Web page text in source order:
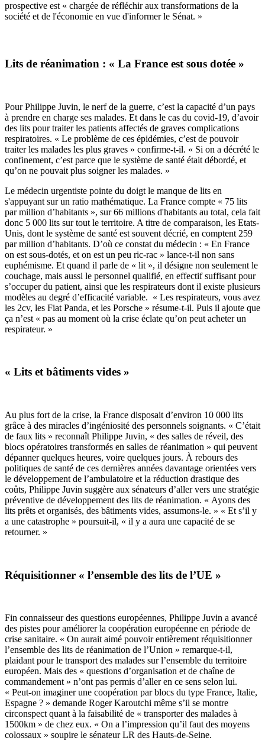
prospective est « chargée de réfléchir aux transformations de la
société et de l'économie en vue d'informer le Sénat. »
Lits de réanimation : « La France est sous dotée »
Pour Philippe Juvin, le nerf de la guerre, c’est la capacité d’un pays
à prendre en charge ses malades. Et dans le cas du covid-19, d’avoir
des lits pour traiter les patients affectés de graves complications
respiratoires. « Le problème de ces épidémies, c’est de pouvoir
traiter les malades les plus graves » confirme-t-il. « Si on a décrété le
confinement, c’est parce que le système de santé était débordé, et
qu’on ne pouvait plus soigner les malades. »
Le médecin urgentiste pointe du doigt le manque de lits en
s'appuyant sur un ratio mathématique. La France compte « 75 lits
par million d’habitants », sur 66 millions d'habitants au total, cela fait
donc 5 000 lits sur tout le territoire. A titre de comparaison, les Etats-
Unis, dont le système de santé est souvent décrié, en comptent 259
par million d’habitants. D’où ce constat du médecin : « En France
on est sous-dotés, et on est un peu ric-rac » lance-t-il non sans
euphémisme. Et quand il parle de « lit », il désigne non seulement le
couchage, mais aussi le personnel qualifié, en effectif suffisant pour
s’occuper du patient, ainsi que les respirateurs dont il existe plusieurs
modèles au degré d’efficacité variable. « Les respirateurs, vous avez
les 2cv, les Fiat Panda, et les Porsche » résume-t-il. Puis il ajoute que
ça n’est « pas au moment où la crise éclate qu’on peut acheter un
respirateur. »
« Lits et bâtiments vides »
Au plus fort de la crise, la France disposait d’environ 10 000 lits
grâce à des miracles d’ingéniosité des personnels soignants. « C’était
de faux lits » reconnaît Philippe Juvin, « des salles de réveil, des
blocs opératoires transformés en salles de réanimation » qui peuvent
dépanner quelques heures, voire quelques jours. À rebours des
politiques de santé de ces dernières années davantage orientées vers
le développement de l’ambulatoire et la réduction drastique des
coûts, Philippe Juvin suggère aux sénateurs d’aller vers une stratégie
préventive de développement des lits de réanimation. « Ayons des
lits prêts et organisés, des bâtiments vides, assumons-le. » « Et s’il y
a une catastrophe » poursuit-il, « il y a aura une capacité de se
retourner. »
Réquisitionner « l’ensemble des lits de l’UE »
Fin connaisseur des questions européennes, Philippe Juvin a avancé
des pistes pour améliorer la coopération européenne en période de
crise sanitaire. « On aurait aimé pouvoir entièrement réquisitionner
l’ensemble des lits de réanimation de l’Union » remarque-t-il,
plaidant pour le transport des malades sur l’ensemble du territoire
européen. Mais des « questions d’organisation et de chaîne de
commandement » n’ont pas permis d’aller en ce sens selon lui.
« Peut-on imaginer une coopération par blocs du type France, Italie,
Espagne ? » demande Roger Karoutchi même s’il se montre
circonspect quant à la faisabilité de « transporter des malades à
1500km » de chez eux. « On a l’impression qu’il faut des moyens
colossaux » soupire le sénateur LR des Hauts-de-Seine.